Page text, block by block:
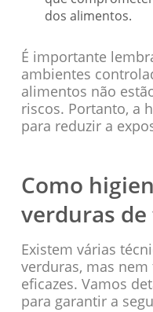
dos alimentos.
É importante
ambientes
alimentos não
riscos. Portanto, a
para reduzir a
Como
verduras
Existem várias
verduras, mas
eficazes. Vamos
para garantir a